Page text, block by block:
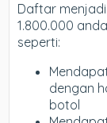
Daftar
1.800.000
seperti:
dengan
botol